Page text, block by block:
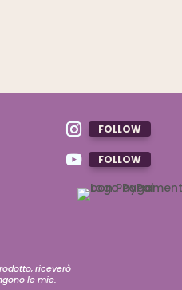
FOLLOW
FOLLOW
riceverò
le mie.